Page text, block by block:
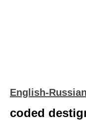
English-
coded